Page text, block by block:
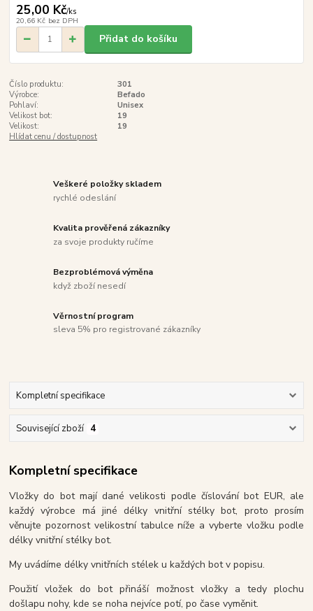
25,00 Kč/ks
20,66 Kč bez DPH
Přidat do košíku
Číslo produktu:
301
Výrobce:
Befado
Pohlaví:
Unisex
Velikost bot:
19
Velikost:
19
Hlídat cenu / dostupnost
Veškeré položky skladem
rychlé odeslání
Kvalita prověřená zákazníky
za svoje produkty ručíme
Bezproblémová výměna
když zboží nesedí
Věrnostní program
sleva 5% pro registrované zákazníky
Kompletní specifikace
Související zboží 4
Kompletní specifikace
Vložky do bot mají dané velikosti podle číslování bot EUR, ale
každý výrobce má jiné délky vnitřní stélky bot, proto prosím
věnujte pozornost velikostní tabulce níže a vyberte vložku podle
délky vnitřní stélky bot.
My uvádíme délky vnitřních stélek u každých bot v popisu.
Použití vložek do bot přináší možnost vložky a tedy plochu
došlapu nohy, kde se noha nejvíce potí, po čase vyměnit.